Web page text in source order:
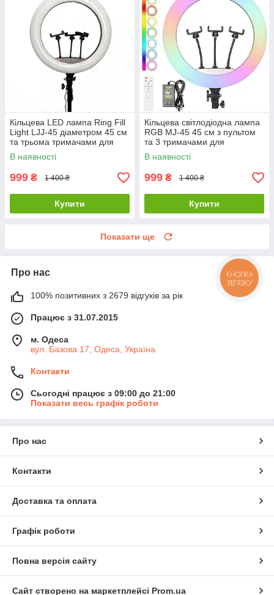
Кільцева LED лампа Ring Fill
Light LJJ-45 діаметром 45 см
та трьома тримачами для
телефону
В наявності
999 ₴ 1 400 ₴
Купити
Кільцева світлодіодна лампа
RGB MJ-45 45 см з пультом
та 3 тримачами для
телефона
В наявності
999 ₴ 1 400 ₴
Купити
Показати ще
Про нас
100% позитивних з 2679 відгуків за рік
Працює з 31.07.2015
м. Одеса
вул. Базова 17, Одеса, Україна
Контакти
Сьогодні працює з 09:00 до 21:00
Показати весь графік роботи
Про нас
Контакти
Доставка та оплата
Графік роботи
Повна версія сайту
Сайт створено на маркетплейсі Prom.ua
КНОПКА
ЗВ'ЯЗКУ